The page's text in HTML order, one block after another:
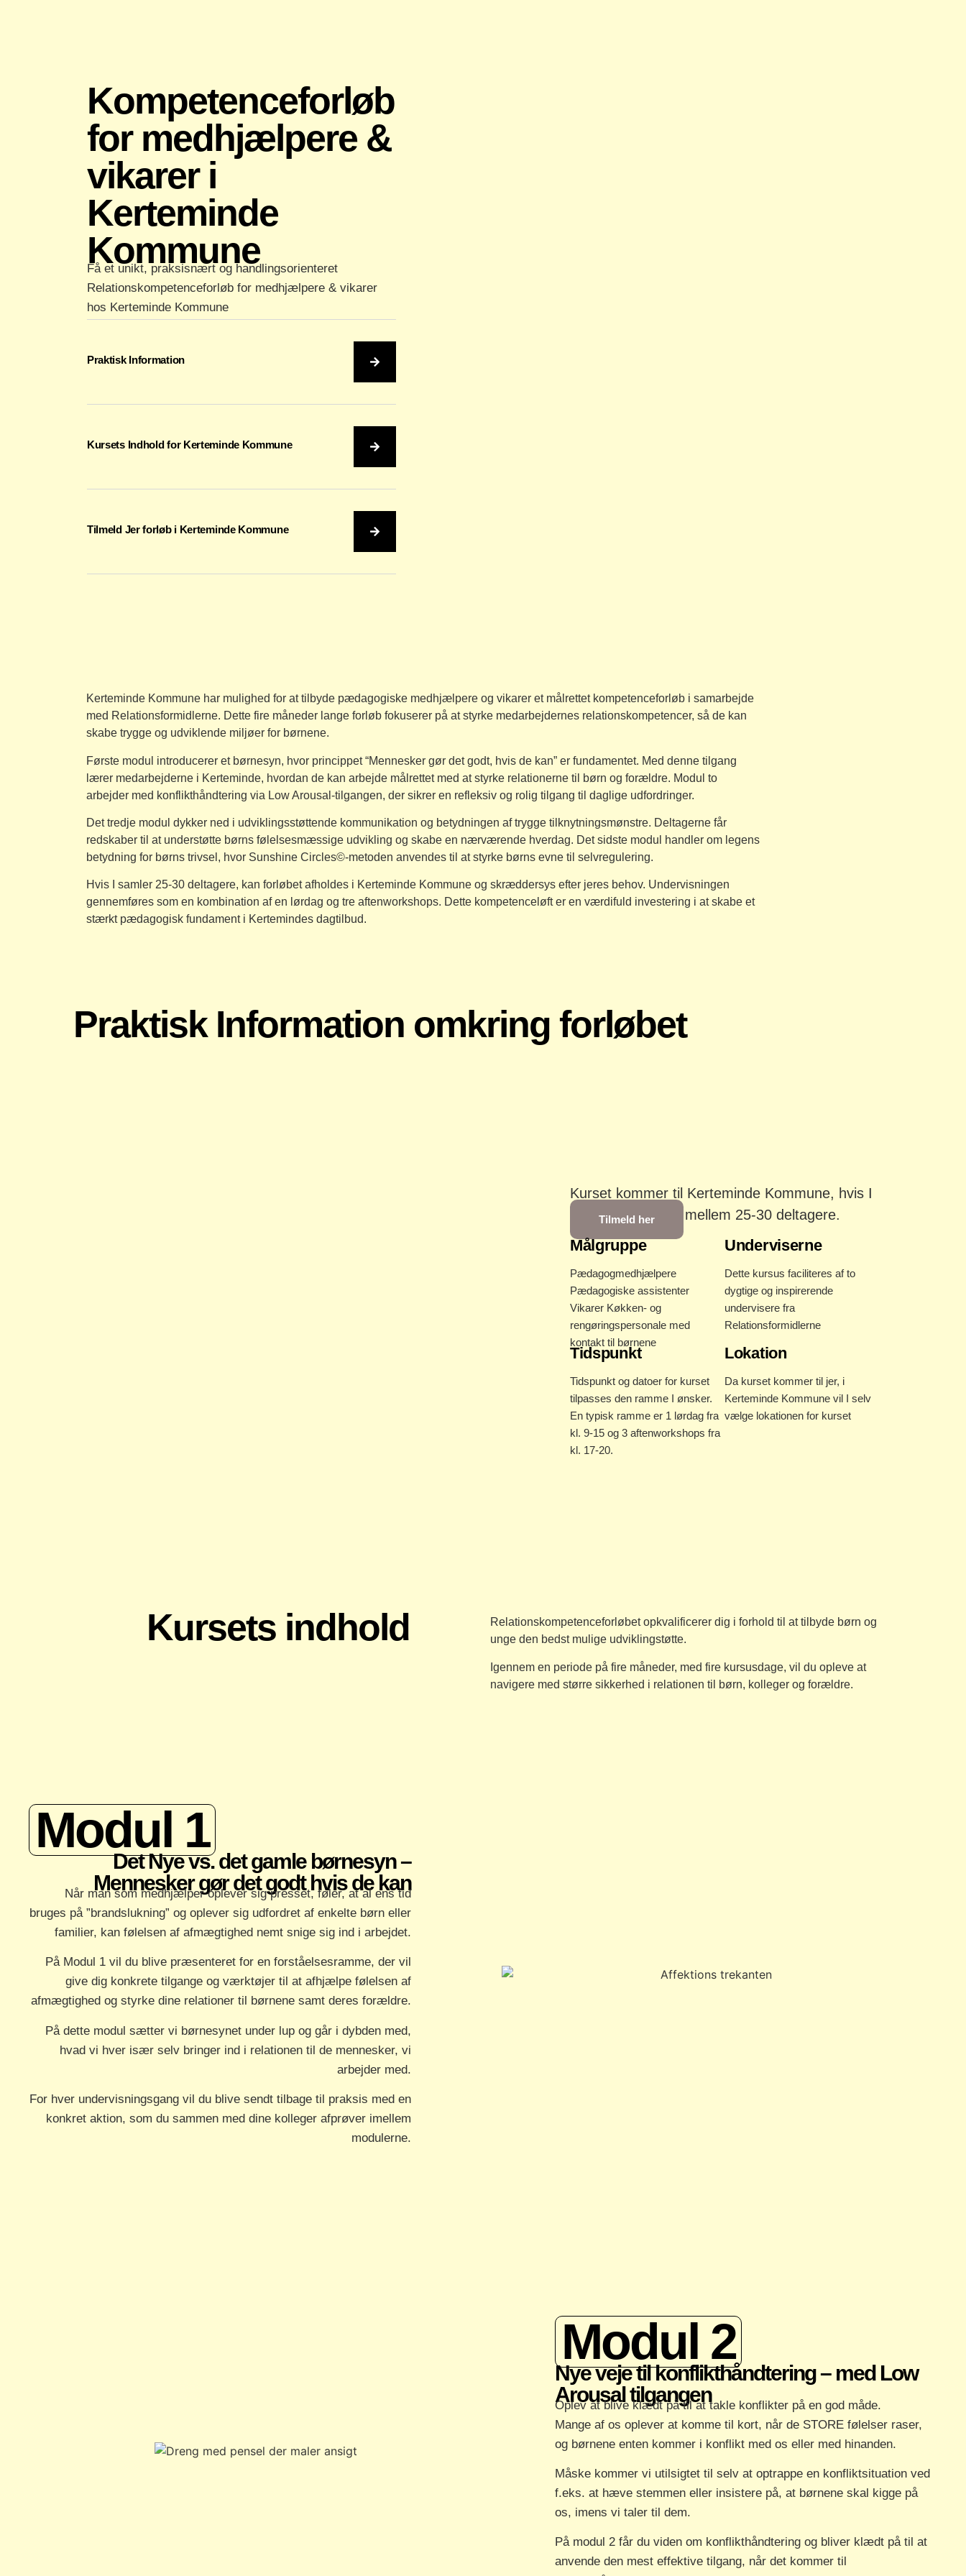
Kompetenceforløb
for medhjælpere &
vikarer i
Kerteminde
Kommune
Få et unikt, praksisnært og handlingsorienteret
Relationskompetenceforløb for medhjælpere & vikarer
hos Kerteminde Kommune
Praktisk Information
Kursets Indhold for Kerteminde Kommune
Tilmeld Jer forløb i Kerteminde Kommune
Kerteminde Kommune har mulighed for at tilbyde pædagogiske medhjælpere og vikarer et målrettet kompetenceforløb i samarbejde
med Relationsformidlerne. Dette fire måneder lange forløb fokuserer på at styrke medarbejdernes relationskompetencer, så de kan
skabe trygge og udviklende miljøer for børnene.
Første modul introducerer et børnesyn, hvor princippet “Mennesker gør det godt, hvis de kan” er fundamentet. Med denne tilgang
lærer medarbejderne i Kerteminde, hvordan de kan arbejde målrettet med at styrke relationerne til børn og forældre. Modul to
arbejder med konflikthåndtering via Low Arousal-tilgangen, der sikrer en refleksiv og rolig tilgang til daglige udfordringer.
Det tredje modul dykker ned i udviklingsstøttende kommunikation og betydningen af trygge tilknytningsmønstre. Deltagerne får
redskaber til at understøtte børns følelsesmæssige udvikling og skabe en nærværende hverdag. Det sidste modul handler om legens
betydning for børns trivsel, hvor Sunshine Circles©-metoden anvendes til at styrke børns evne til selvregulering.
Hvis I samler 25-30 deltagere, kan forløbet afholdes i Kerteminde Kommune og skræddersys efter jeres behov. Undervisningen
gennemføres som en kombination af en lørdag og tre aftenworkshops. Dette kompetenceløft er en værdifuld investering i at skabe et
stærkt pædagogisk fundament i Kertemindes dagtilbud.
Praktisk Information omkring forløbet
Kurset kommer til Kerteminde Kommune, hvis I
samler et hold på mellem 25-30 deltagere.
Tilmeld her
Målgruppe
Pædagogmedhjælpere
Pædagogiske assistenter
Vikarer Køkken- og
rengøringspersonale med
kontakt til børnene
Underviserne
Dette kursus faciliteres af to
dygtige og inspirerende
undervisere fra
Relationsformidlerne
Tidspunkt
Tidspunkt og datoer for kurset
tilpasses den ramme I ønsker.
En typisk ramme er 1 lørdag fra
kl. 9-15 og 3 aftenworkshops fra
kl. 17-20.
Lokation
Da kurset kommer til jer, i
Kerteminde Kommune vil I selv
vælge lokationen for kurset
Kursets indhold
Relationskompetenceforløbet opkvalificerer dig i forhold til at tilbyde børn og
unge den bedst mulige udviklingstøtte.
Igennem en periode på fire måneder, med fire kursusdage, vil du opleve at
navigere med større sikkerhed i relationen til børn, kolleger og forældre.
Modul 1
Det Nye vs. det gamle børnesyn –
Mennesker gør det godt hvis de kan
Når man som medhjælper oplever sig presset, føler, at al ens tid
bruges på ”brandslukning” og oplever sig udfordret af enkelte børn eller
familier, kan følelsen af afmægtighed nemt snige sig ind i arbejdet.
På Modul 1 vil du blive præsenteret for en forståelsesramme, der vil
give dig konkrete tilgange og værktøjer til at afhjælpe følelsen af
afmægtighed og styrke dine relationer til børnene samt deres forældre.
På dette modul sætter vi børnesynet under lup og går i dybden med,
hvad vi hver især selv bringer ind i relationen til de mennesker, vi
arbejder med.
For hver undervisningsgang vil du blive sendt tilbage til praksis med en
konkret aktion, som du sammen med dine kolleger afprøver imellem
modulerne.
Modul 2
Nye veje til konflikthåndtering – med Low
Arousal tilgangen
Oplev at blive klædt på til at takle konflikter på en god måde.
Mange af os oplever at komme til kort, når de STORE følelser raser,
og børnene enten kommer i konflikt med os eller med hinanden.
Måske kommer vi utilsigtet til selv at optrappe en konfliktsituation ved
f.eks. at hæve stemmen eller insistere på, at børnene skal kigge på
os, imens vi taler til dem.
På modul 2 får du viden om konflikthåndtering og bliver klædt på til at
anvende den mest effektive tilgang, når det kommer til